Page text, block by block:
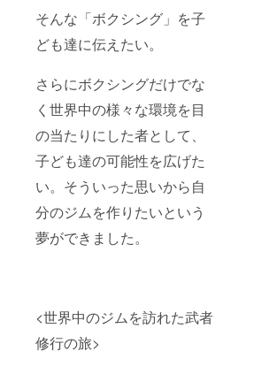
そんな「ボクシング」を子
ども達に伝えたい。
さらにボクシングだけでな
く世界中の様々な環境を目
の当たりにした者として、
子ども達の可能性を広げた
い。そういった思いから自
分のジムを作りたいという
夢ができました。
<世界中のジムを訪れた武者
修行の旅>